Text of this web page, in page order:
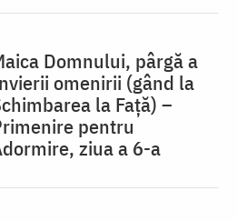
Domnului, pârgă a
omenirii (gând la
la Față) –
pentru
ziua a 6-a